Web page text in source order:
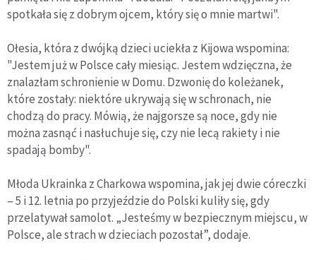
spotkała się z dobrym ojcem, który się o mnie martwi".
Ołesia, która z dwójką dzieci uciekła z Kijowa wspomina:
"Jestem już w Polsce cały miesiąc. Jestem wdzięczna, że
znalazłam schronienie w Domu. Dzwonię do koleżanek,
które zostały: niektóre ukrywają się w schronach, nie
chodzą do pracy. Mówią, że najgorsze są noce, gdy nie
można zasnąć i nasłuchuje się, czy nie lecą rakiety i nie
spadają bomby".
Młoda Ukrainka z Charkowa wspomina, jak jej dwie córeczki
– 5 i 12. letnia po przyjeździe do Polski kuliły się, gdy
przelatywał samolot. „Jesteśmy w bezpiecznym miejscu, w
Polsce, ale strach w dzieciach pozostał”, dodaje.